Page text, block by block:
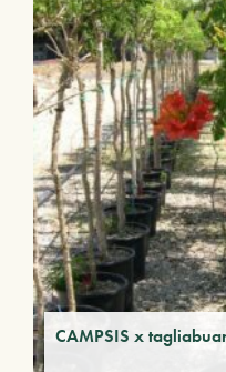
CAMPSIS x